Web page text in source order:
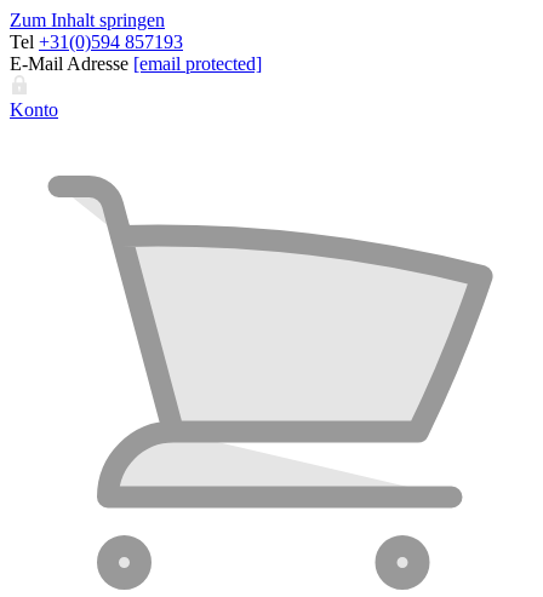
Zum Inhalt springen
Tel +31(0)594 857193
E-Mail Adresse [email protected]
Konto